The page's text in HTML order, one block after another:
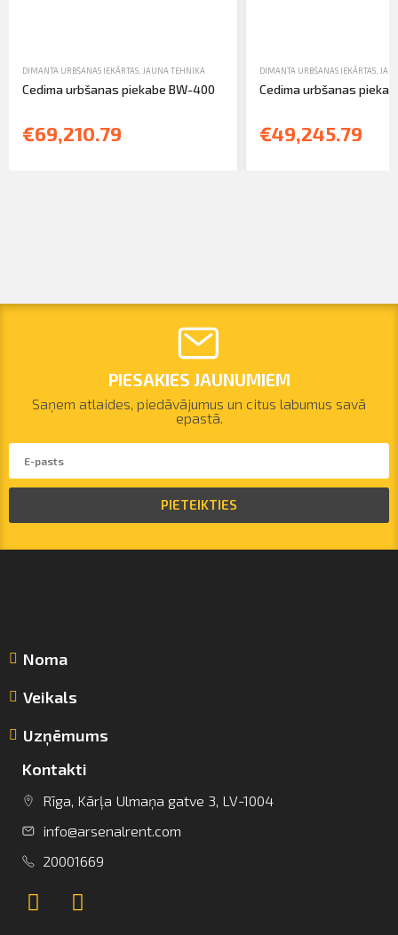
info@arsenalrent.com
+37120001669
DIMANTA URBŠANAS IEKĀRTAS JAUNA TEHNIKA
Cedima urbšanas piekabe BW-400
€69,210.79
DIMANTA URBŠANAS IEKĀRTAS,
Cedima urbšanas
€49,245.79
PIESAKIES JAUNUMIEM
Saņem atlaides, piedāvājumus un citus labumus savā
epastā.
PIETEIKTIES
Noma
Veikals
Uzņēmums
Kontakti
Rīga, Kārļa Ulmaņa gatve 3, LV-1004
info@arsenalrent.com
20001669